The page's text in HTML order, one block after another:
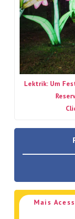
Lektrik: Um
Mais